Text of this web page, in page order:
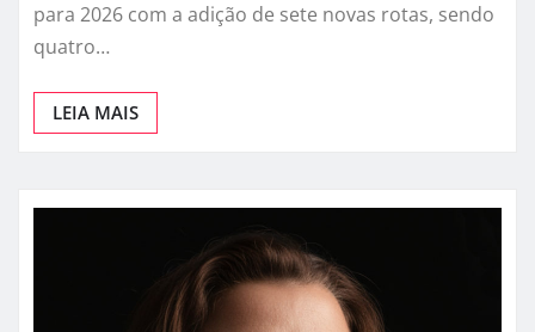
para 2026 com a adição de sete novas rotas, sendo
quatro…
LEIA MAIS